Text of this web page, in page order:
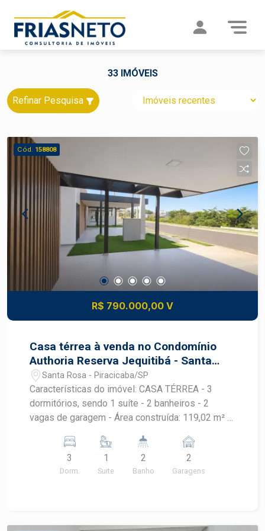
33 IMÓVEIS
Refinar Pesquisa
Cód. 158808
R$ 790.000,00 V
Casa térrea à venda no Condomínio
Authoria Reserva Jequitibá - Santa
Rosa | Piracicaba/SP
Santa Rosa - Piracicaba/SP
Características do imóvel: CASA TÉRREA - 3
dormitórios, sendo 1 suíte - 2 banheiros - 2
vagas de garagem - Área construída: 119,02 m² -
e fundo, 20 m nas laterais esquerda e direita. KIT
FACHADA: - PORTA DE ENTRADA PIVOTANTE DE
ALUMÍNIO NAS MEDIDAS 1,10x2,10m COR
3
Dorm.
1
Suite
2
Banho
2
Garagens